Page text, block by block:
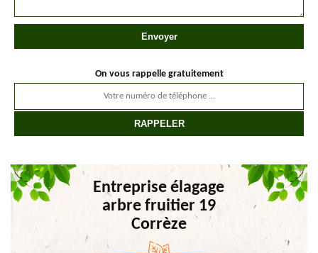
On vous rappelle gratuitement
Entreprise élagage
arbre fruitier 19
Corrèze